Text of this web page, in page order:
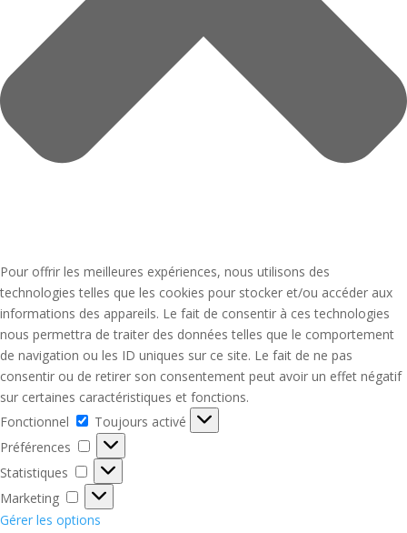
Pour offrir les meilleures expériences, nous utilisons des
technologies telles que les cookies pour stocker et/ou accéder aux
informations des appareils. Le fait de consentir à ces technologies
nous permettra de traiter des données telles que le comportement
de navigation ou les ID uniques sur ce site. Le fait de ne pas
consentir ou de retirer son consentement peut avoir un effet négatif
sur certaines caractéristiques et fonctions.
Fonctionnel
Fonctionnel
Toujours activé
Préférences
Préférences
Statistiques
Statistiques
Marketing
Marketing
Gérer les options